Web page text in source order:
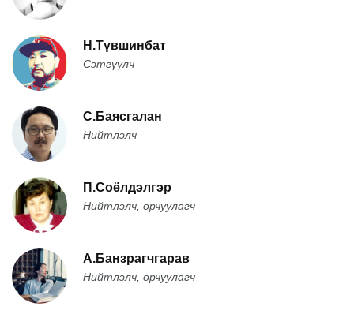
Н.Түвшинбат
Сэтгүүлч
С.Баясгалан
Нийтлэлч
П.Соёлдэлгэр
Нийтлэлч, орчуулагч
А.Банзрагчгарав
Нийтлэлч, орчуулагч